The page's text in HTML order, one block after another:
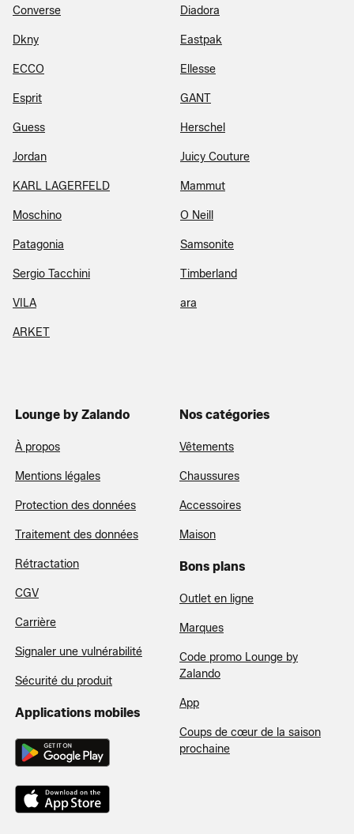
Converse Diadora
Dkny Eastpak
ECCO Ellesse
Esprit GANT
Guess Herschel
Jordan Juicy Couture
KARL LAGERFELD Mammut
Moschino O Neill
Patagonia Samsonite
Sergio Tacchini Timberland
VILA ara
ARKET
Lounge by Zalando
À propos
Mentions légales
Protection des données
Traitement des données
Rétractation
CGV
Carrière
Signaler une vulnérabilité
Sécurité du produit
Applications mobiles
Nos catégories
Vêtements
Chaussures
Accessoires
Maison
Bons plans
Outlet en ligne
Marques
Code promo Lounge by
Zalando
App
Coups de cœur de la saison
prochaine